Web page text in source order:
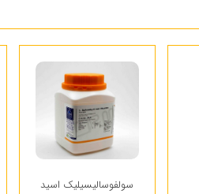
سولفوسالیسیلیک اسید